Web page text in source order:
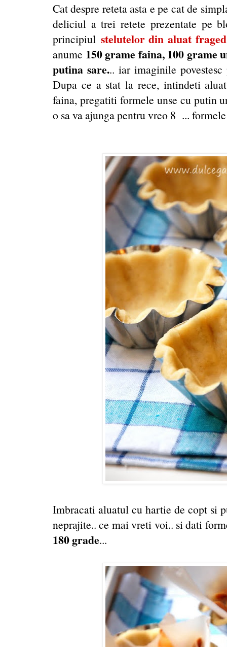
Cat despre reteta asta e pe cat de
deliciul a trei retete prezentate pe
principiul stelutelor din aluat fraged
anume 150 grame faina, 100 grame
putina sare... iar imaginile
Dupa ce a stat la rece, intindeti
faina, pregatiti formele unse cu putin
o sa va ajunga pentru vreo 8 ...
Imbracati aluatul cu hartie de copt si
neprajite.. ce mai vreti voi.. si dati
180 grade...